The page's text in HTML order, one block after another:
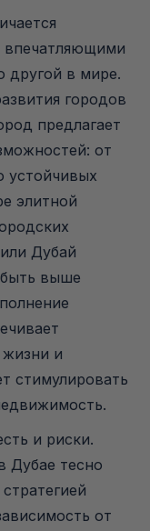
другой в мире.
городов
предлагает
от
устойчивых
элитной
Дубай
выше
жизни и
стимулировать
и риски.
Дубае тесно
от